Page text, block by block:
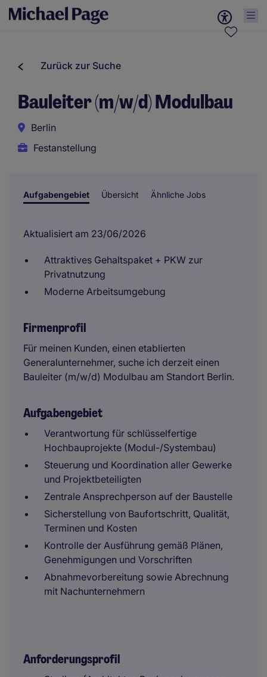
Zurück zur Suche
Bauleiter (m/w/d) Modulbau
Berlin
Festanstellung
Aufgabengebiet Übersicht Ähnliche Jobs
Aktualisiert am 23/06/2026
Attraktives Gehaltspaket + PKW zur
Privatnutzung
Moderne Arbeitsumgebung
Firmenprofil
Für meinen Kunden, einen etablierten
Generalunternehmer, suche ich derzeit einen
Bauleiter (m/w/d) Modulbau am Standort Berlin.
Aufgabengebiet
Verantwortung für schlüsselfertige
Hochbauprojekte (Modul-/Systembau)
Steuerung und Koordination aller Gewerke
und Projektbeteiligten
Zentrale Ansprechperson auf der Baustelle
Sicherstellung von Baufortschritt, Qualität,
Terminen und Kosten
Kontrolle der Ausführung gemäß Plänen,
Genehmigungen und Vorschriften
Abnahmevorbereitung sowie Abrechnung
mit Nachunternehmern
Anforderungsprofil